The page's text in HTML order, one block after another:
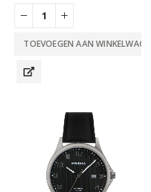
TOEVOEGEN AAN WINKELWAGEN